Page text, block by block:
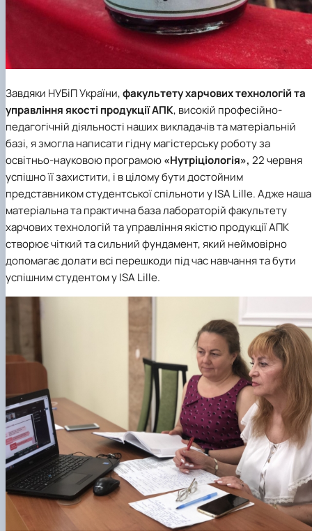
Завдяки НУБіП України,факультету харчових технологій та
управління якості продукції АПК, високій професійно-
педагогічній діяльності наших викладачів та матеріальній
базі, я змогла написати гідну магістерську роботу за
освітньо-науковою програмою«Нутріціологія», 22 червня
успішно її захистити, і в цілому бути достойним
представником студентської спільноти у ISA Lille. Адже наша
матеріальна та практична база лабораторій факультету
харчових технологій та управління якістю продукції АПК
створює чіткий та сильний фундамент, який неймовірно
допомагає долати всі перешкоди під час навчання та бути
успішним студентом у ISA Lille.